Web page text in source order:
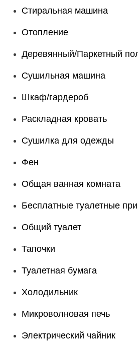
Стиральная машина
Отопление
Деревянный/Паркетный
Сушильная машина
Шкаф/гардероб
Раскладная кровать
Сушилка для одежды
Фен
Общая ванная комната
Бесплатные туалетные
Общий туалет
Тапочки
Туалетная бумага
Холодильник
Микроволновая печь
Электрический чайник